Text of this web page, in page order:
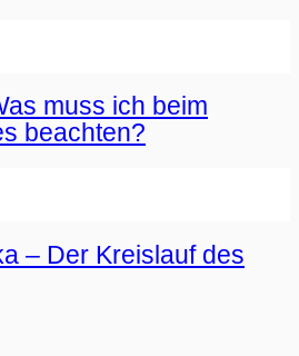
muss ich beim
beachten?
– Der Kreislauf des